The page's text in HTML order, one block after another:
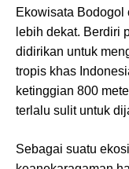
Ekowisata Bodogol
lebih dekat. Berdiri
didirikan untuk
tropis khas
ketinggian 800
terlalu sulit untuk
Sebagai suatu